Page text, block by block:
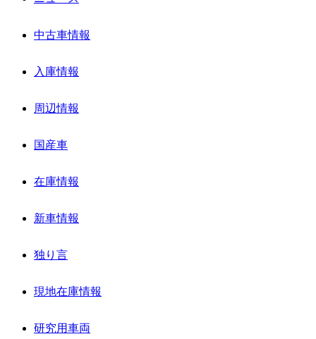
中古車情報
入庫情報
周辺情報
国産車
在庫情報
新車情報
独り言
現地在庫情報
研究用車両